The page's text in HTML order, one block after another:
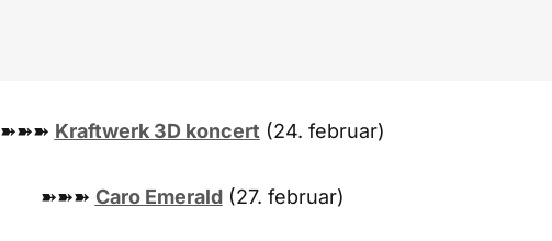
➽➽➽ Kraftwerk 3D koncert (24. februar)
➽➽➽ Caro Emerald(27. februar)